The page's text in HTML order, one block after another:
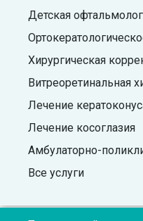
Детская
Хирургическая
Витреоретинальная
Лечение
Лечение косоглазия
Амбулаторно-
Все услуги